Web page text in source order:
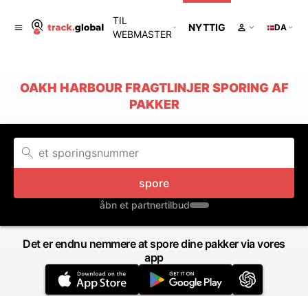
TIL
WEBMASTER
NYTTIG DA
OAKH HARBOUR FRAGTLINJER SPORING AF
PAKKER
spore
åbn et partnertilbud
Det er endnu nemmere at spore dine pakker via vores
app